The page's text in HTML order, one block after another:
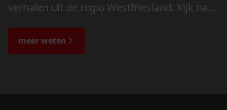
verhalen uit de regio Westfriesland. Kijk naar
de bijzondere verhalen.
meer weten